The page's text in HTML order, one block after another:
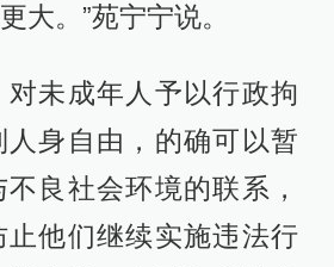
大。”苑宁宁说。
未成年人予以行政拘
人身自由，的确可以暂
良社会环境的联系，
他们继续实施违法行